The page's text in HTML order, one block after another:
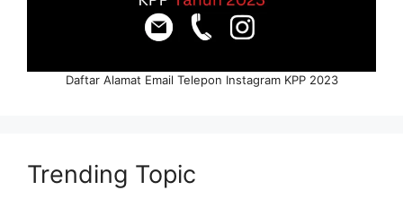
Daftar Alamat Email Telepon Instagram KPP 2023
Trending Topic